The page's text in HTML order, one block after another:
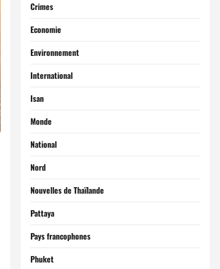
Crimes
Economie
Environnement
International
Isan
Monde
National
Nord
Nouvelles de Thaïlande
Pattaya
Pays francophones
Phuket